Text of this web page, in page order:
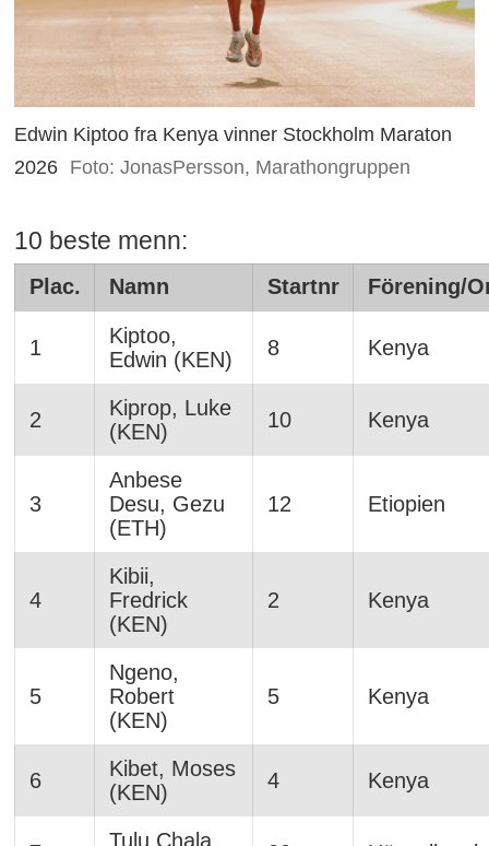
Edwin Kiptoo fra Kenya vinner Stockholm Maraton
2026 Foto: JonasPersson, Marathongruppen
10 beste menn:
Plac. Namn Startnr Förening/
1
Kiptoo,
Edwin (KEN)
8 Kenya
2
Kiprop, Luke
(KEN)
10 Kenya
3
Anbese
Desu, Gezu
(ETH)
12 Etiopien
4
Kibii,
Fredrick
(KEN)
2 Kenya
5
Ngeno,
Robert
(KEN)
5 Kenya
6
Kibet, Moses
(KEN)
4 Kenya
Tulu Chala,